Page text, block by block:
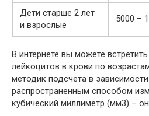
Дети старше 2 лет
и взрослые
5000 –
В интернете вы можете
лейкоцитов в крови по
методик подсчета в
распространенным способом
кубический миллиметр (мм3) –